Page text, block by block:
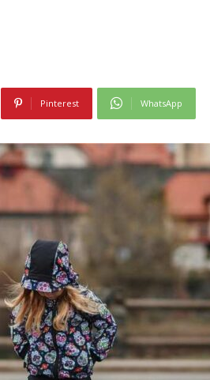
Pinterest WhatsApp